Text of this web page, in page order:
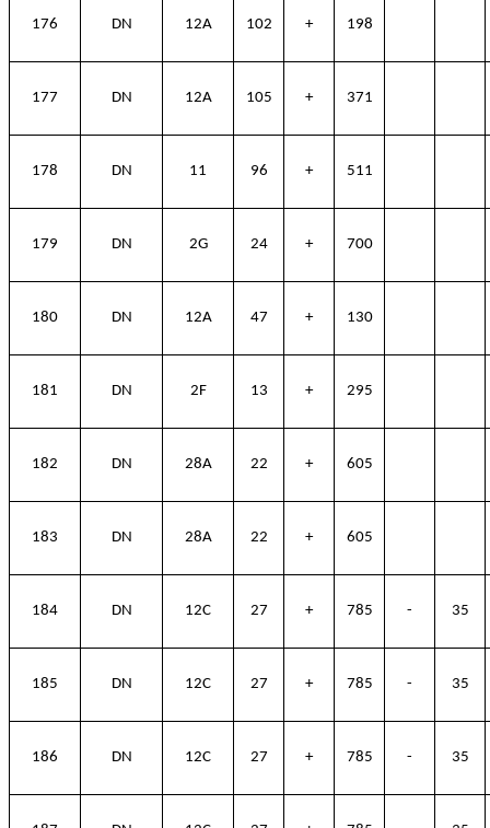
176 DN 12A 102 + 198
177 DN 12A 105 + 371
178 DN 11 96 + 511
179 DN 2G 24 + 700
180 DN 12A 47 + 130
181 DN 2F 13 + 295
182 DN 28A 22 + 605
183 DN 28A 22 + 605
184 DN 12C 27 + 785 - 35
185 DN 12C 27 + 785 - 35
186 DN 12C 27 + 785 - 35